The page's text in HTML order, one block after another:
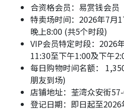
合资格会员：易赏钱会员
特卖场时间：2026年7月
晚上8:00 (共5个时段)
VIP会员特定时段：2026
11:30至下午1:00及下午
每日购物时间名额：
朋友到场)
店铺地址：荃湾众安街
登记日期：即日起至